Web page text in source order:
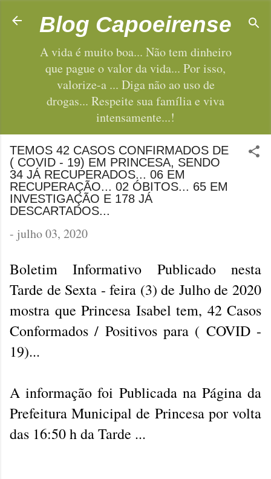
Pular para o conteúdo principal
Blog Capoeirense
A vida é muito boa... Não tem dinheiro
que pague o valor da vida... Por isso,
valorize-a ... Diga não ao uso de
drogas... Respeite sua família e viva
intensamente...!
TEMOS 42 CASOS CONFIRMADOS DE
( COVID - 19) EM PRINCESA, SENDO
34 JÁ RECUPERADOS... 06 EM
RECUPERAÇÃO... 02 ÓBITOS... 65 EM
INVESTIGAÇÃO E 178 JÁ
DESCARTADOS...
- julho 03, 2020
Boletim Informativo Publicado nesta
Tarde de Sexta - feira (3) de Julho de 2020
mostra que Princesa Isabel tem, 42 Casos
Conformados / Positivos para ( COVID -
19)...
A informação foi Publicada na Página da
Prefeitura Municipal de Princesa por volta
das 16:50 h da Tarde ...